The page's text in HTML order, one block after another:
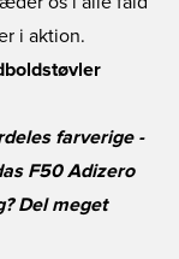
i aktion.
farverige -
F50 Adizero
Del meget